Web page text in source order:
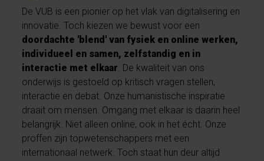
De VUB is een pionier op het vlak van digitalisering en
innovatie. Toch kiezen we bewust voor een
doordachte 'blend' van fysiek en online werken,
individueel en samen, zelfstandig en in
interactie met elkaar . De kwaliteit van ons
onderwijs is gestoeld op kritisch vragen stellen,
interactie en debat. Onze humanistische inspiratie
draait om mensen. Omgang met elkaar is daarin heel
belangrijk. Niet alleen online, ook in het écht. Onze
proffen zijn topwetenschappers met een
internationaal netwerk. Toch staat hun deur altijd